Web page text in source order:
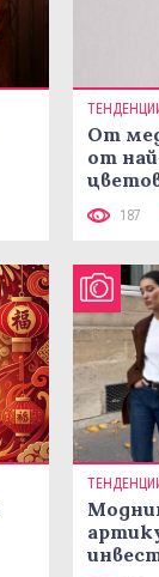
От
от
187